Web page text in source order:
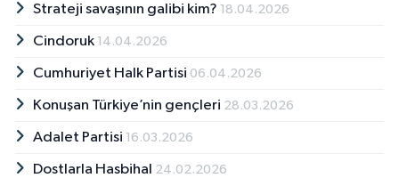
Strateji savaşının galibi kim? 18.04.2026
Cindoruk 14.04.2026
Cumhuriyet Halk Partisi 06.04.2026
Konuşan Türkiye’nin gençleri 28.03.2026
Adalet Partisi 16.03.2026
Dostlarla Hasbihal 24.02.2026